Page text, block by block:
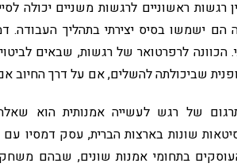
רגשות ראשוניים לרגשות משניים יכולה
הם ישמשו בסיס יצירתי בתהליך העבודה.
הכוונה לרפרטואר של רגשות, שבאים
שביכולתה להשלים, אם על דרך החיוב
של רגש לעשייה אמנותית הוא
שונות בארצות הברית, עסק דמסיו עם
בתחומי אמנות שונים, שבהם